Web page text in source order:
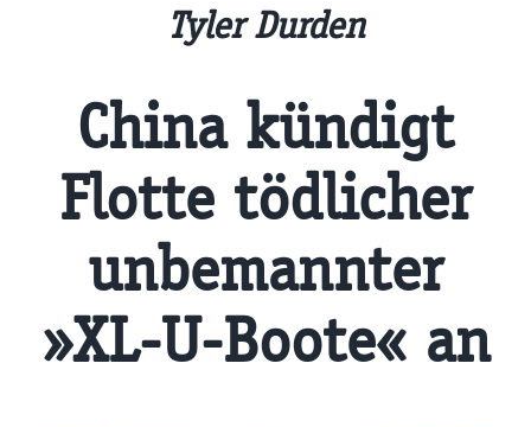
Tyler Durden
China kündigt
Flotte tödlicher
unbemannter
»XL-U-Boote« an